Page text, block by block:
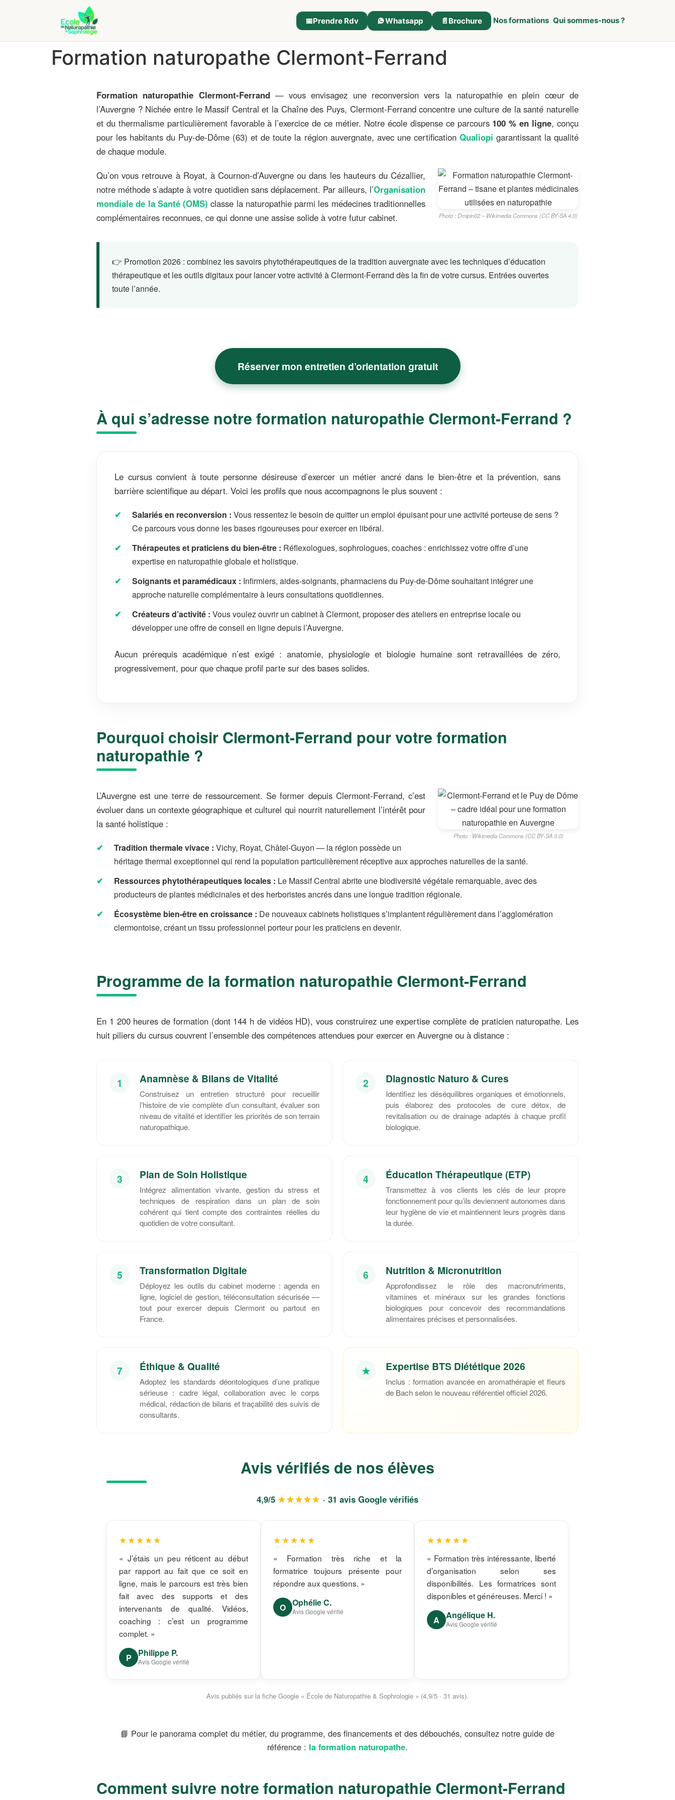
📅Prendre Rdv Whatsapp 📄 Brochure Nos formations Qui sommes-nous ?
Formation naturopathe Clermont-Ferrand
Formation naturopathie Clermont-Ferrand— vous envisagez une reconversion vers la naturopathie en plein cœur de
l’Auvergne ? Nichée entre le Massif Central et la Chaîne des Puys, Clermont-Ferrand concentre une culture de la santé naturelle
et du thermalisme particulièrement favorable à l’exercice de ce métier. Notre école dispense ce parcours 100 % en ligne, conçu
pour les habitants du Puy‑de‑Dôme (63) et de toute la région auvergnate, avec une certification Qualiopi garantissant la qualité
de chaque module.
Photo : Dmipin02 – Wikimedia Commons (CC BY‑SA 4.0)
Qu’on vous retrouve à Royat, à Cournon-d’Auvergne ou dans les hauteurs du Cézallier,
notre méthode s’adapte à votre quotidien sans déplacement. Par ailleurs, l’Organisation
mondiale de la Santé (OMS) classe la naturopathie parmi les médecines traditionnelles
complémentaires reconnues, ce qui donne une assise solide à votre futur cabinet.
👉 Promotion 2026 : combinez les savoirs phytothérapeutiques de la tradition auvergnate avec les techniques d’éducation
thérapeutique et les outils digitaux pour lancer votre activité à Clermont-Ferrand dès la fin de votre cursus. Entrées ouvertes
toute l’année.
Réserver mon entretien d’orientation gratuit
À qui s’adresse notre formation naturopathie Clermont-Ferrand ?
Le cursus convient à toute personne désireuse d’exercer un métier ancré dans le bien-être et la prévention, sans
barrière scientifique au départ. Voici les profils que nous accompagnons le plus souvent :
Salariés en reconversion : Vous ressentez le besoin de quitter un emploi épuisant pour une activité porteuse de sens ?
Ce parcours vous donne les bases rigoureuses pour exercer en libéral.
Thérapeutes et praticiens du bien-être : Réflexologues, sophrologues, coaches : enrichissez votre offre d’une
expertise en naturopathie globale et holistique.
Soignants et paramédicaux : Infirmiers, aides-soignants, pharmaciens du Puy-de-Dôme souhaitant intégrer une
approche naturelle complémentaire à leurs consultations quotidiennes.
Créateurs d’activité : Vous voulez ouvrir un cabinet à Clermont, proposer des ateliers en entreprise locale ou
développer une offre de conseil en ligne depuis l’Auvergne.
Aucun prérequis académique n’est exigé : anatomie, physiologie et biologie humaine sont retravaillées de zéro,
progressivement, pour que chaque profil parte sur des bases solides.
Pourquoi choisir Clermont-Ferrand pour votre formation
naturopathie ?
Photo : Wikimedia Commons (CC BY‑SA 3.0)
L’Auvergne est une terre de ressourcement. Se former depuis Clermont-Ferrand, c’est
évoluer dans un contexte géographique et culturel qui nourrit naturellement l’intérêt pour
la santé holistique :
Tradition thermale vivace : Vichy, Royat, Châtel-Guyon — la région possède un
héritage thermal exceptionnel qui rend la population particulièrement réceptive aux approches naturelles de la santé.
Ressources phytothérapeutiques locales : Le Massif Central abrite une biodiversité végétale remarquable, avec des
producteurs de plantes médicinales et des herboristes ancrés dans une longue tradition régionale.
Écosystème bien-être en croissance : De nouveaux cabinets holistiques s’implantent régulièrement dans l’agglomération
clermontoise, créant un tissu professionnel porteur pour les praticiens en devenir.
Programme de la formation naturopathie Clermont-Ferrand
En 1 200 heures de formation (dont 144 h de vidéos HD), vous construirez une expertise complète de praticien naturopathe. Les
huit piliers du cursus couvrent l’ensemble des compétences attendues pour exercer en Auvergne ou à distance :
1 Anamnèse & Bilans de Vitalité
Construisez un entretien structuré pour recueillir
l’histoire de vie complète d’un consultant, évaluer son
niveau de vitalité et identifier les priorités de son terrain
naturopathique.
2 Diagnostic Naturo & Cures
Identifiez les déséquilibres organiques et émotionnels,
puis élaborez des protocoles de cure détox, de
revitalisation ou de drainage adaptés à chaque profil
biologique.
3 Plan de Soin Holistique
Intégrez alimentation vivante, gestion du stress et
techniques de respiration dans un plan de soin
cohérent qui tient compte des contraintes réelles du
quotidien de votre consultant.
4 Éducation Thérapeutique (ETP)
Transmettez à vos clients les clés de leur propre
fonctionnement pour qu’ils deviennent autonomes dans
leur hygiène de vie et maintiennent leurs progrès dans
la durée.
5 Transformation Digitale
Déployez les outils du cabinet moderne : agenda en
ligne, logiciel de gestion, téléconsultation sécurisée —
tout pour exercer depuis Clermont ou partout en
France.
6 Nutrition & Micronutrition
Approfondissez le rôle des macronutriments,
vitamines et minéraux sur les grandes fonctions
biologiques pour concevoir des recommandations
alimentaires précises et personnalisées.
7 Éthique & Qualité
Adoptez les standards déontologiques d’une pratique
sérieuse : cadre légal, collaboration avec le corps
médical, rédaction de bilans et traçabilité des suivis de
consultants.
★ Expertise BTS Diététique 2026
Inclus : formation avancée en aromathérapie et fleurs
de Bach selon le nouveau référentiel officiel 2026.
Avis vérifiés de nos élèves
4,9/5 ★★★★★ · 31 avis Google vérifiés
★★★★★
« J’étais un peu réticent au début
par rapport au fait que ce soit en
ligne, mais le parcours est très bien
fait avec des supports et des
intervenants de qualité. Vidéos,
coaching : c’est un programme
complet. »
P Philippe P.
Avis Google vérifié
★★★★★
« Formation très riche et la
formatrice toujours présente pour
répondre aux questions. »
O Ophélie C.
Avis Google vérifié
★★★★★
« Formation très intéressante, liberté
d’organisation selon ses
disponibilités. Les formatrices sont
disponibles et généreuses. Merci ! »
A Angélique H.
Avis Google vérifié
Avis publiés sur la fiche Google « École de Naturopathie & Sophrologie » (4,9/5 · 31 avis).
📘 Pour le panorama complet du métier, du programme, des financements et des débouchés, consultez notre guide de
référence : la formation naturopathe.
Comment suivre notre formation naturopathie Clermont-Ferrand